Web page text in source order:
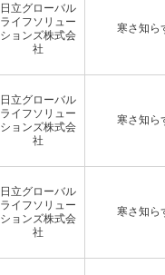
日立グローバル
ライフソリュー
ションズ株式会
社
寒さ知ら
日立グローバル
ライフソリュー
ションズ株式会
社
寒さ知ら
日立グローバル
ライフソリュー
ションズ株式会
社
寒さ知ら